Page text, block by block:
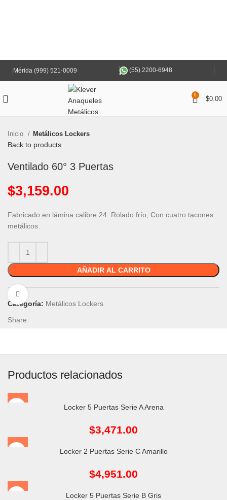
Mérida (999) 521-0009 (55) 2200-6948
0
$0.00
Inicio Metálicos Lockers
Back to products
Ventilado 60° 3 Puertas
$3,159.00
Fabricado en lámina calibre 24. Rolado frío, Con cuatro tacones
metálicos.
AÑADIR AL CARRITO
Categoría: Metálicos Lockers
Share:
Productos relacionados
Locker 5 Puertas Serie A Arena
$3,471.00
Locker 2 Puertas Serie C Amarillo
$4,951.00
Locker 5 Puertas Serie B Gris